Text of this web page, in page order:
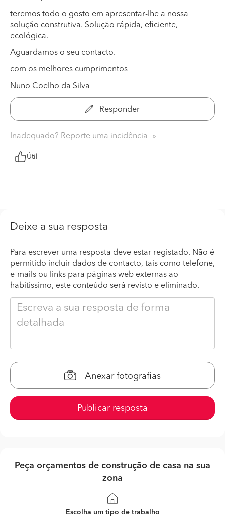
teremos todo o gosto em apresentar-lhe a nossa
solução construtiva. Solução rápida, eficiente,
ecológica.
Aguardamos o seu contacto.
com os melhores cumprimentos
Nuno Coelho da Silva
Responder
Inadequado? Reporte uma incidência
Útil
Deixe a sua resposta
Para escrever uma resposta deve estar registado. Não é
permitido incluir dados de contacto, tais como telefone,
e-mails ou links para páginas web externas ao
habitissimo, este conteúdo será revisto e eliminado.
Anexar fotografias
Publicar resposta
Peça orçamentos de construção de casa na sua
zona
Escolha um tipo de trabalho